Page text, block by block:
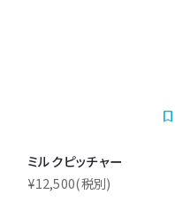
bookmark_border
ミルクピッチャー
¥12,500(税別)